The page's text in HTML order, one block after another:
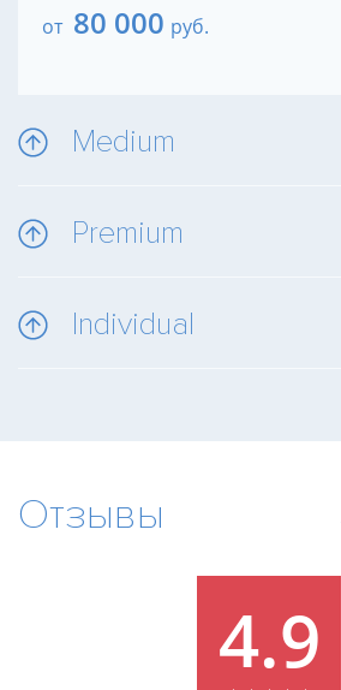
от 80 000 руб.
Medium
Premium
Individual
Отзывы
4.9